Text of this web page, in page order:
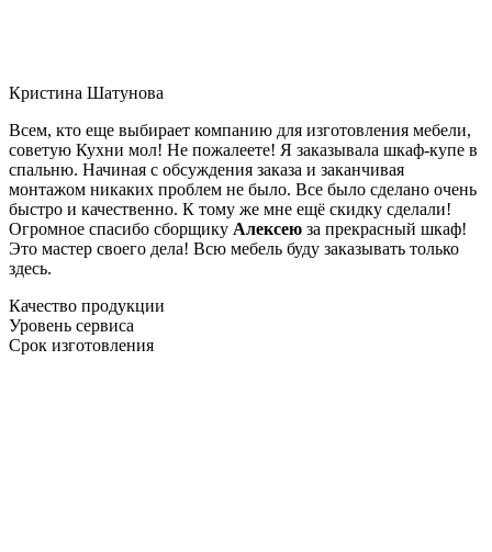
Кристина Шатунова
Всем, кто еще выбирает компанию для изготовления мебели,
советую Кухни мол! Не пожалеете! Я заказывала шкаф-купе в
спальню. Начиная с обсуждения заказа и заканчивая
монтажом никаких проблем не было. Все было сделано очень
быстро и качественно. К тому же мне ещё скидку сделали!
Огромное спасибо сборщику Алексею за прекрасный шкаф!
Это мастер своего дела! Всю мебель буду заказывать только
здесь.
Качество продукции
Уровень сервиса
Срок изготовления